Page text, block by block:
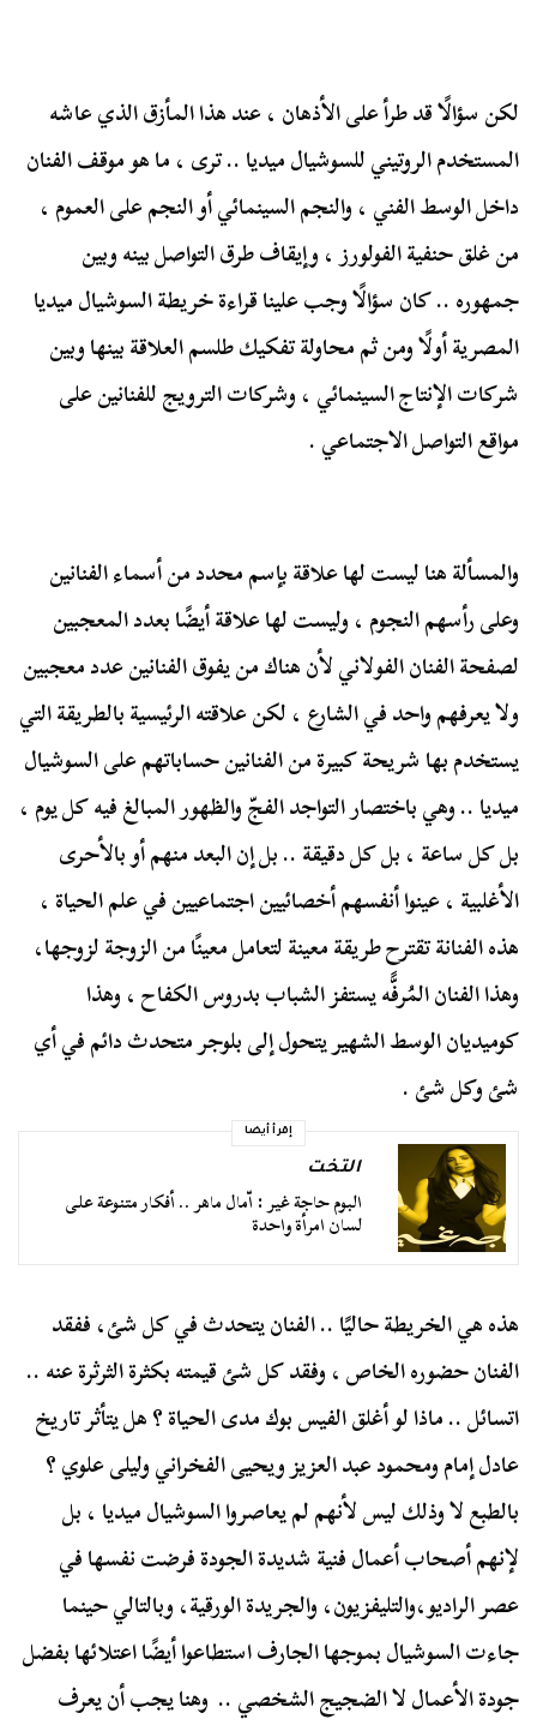
لكن سؤالًا قد طرأ على الأذهان ، عند هذا المأزق الذي عاشه
المستخدم الروتيني للسوشيال ميديا .. ترى ، ما هو موقف الفنان
داخل الوسط الفني ، والنجم السينمائي أو النجم على العموم ،
من غلق حنفية الفولورز ، وإيقاف طرق التواصل بينه وبين
جمهوره .. كان سؤالًا وجب علينا قراءة خريطة السوشيال ميديا
المصرية أولًا ومن ثم محاولة تفكيك طلسم العلاقة بينها وبين
شركات الإنتاج السينمائي ، وشركات الترويج للفنانين على
مواقع التواصل الاجتماعي .
والمسألة هنا ليست لها علاقة بإسم محدد من أسماء الفنانين
وعلى رأسهم النجوم ، وليست لها علاقة أيضًا بعدد المعجبين
لصفحة الفنان الفولاني لأن هناك من يفوق الفنانين عدد معجبين
ولا يعرفهم واحد في الشارع ، لكن علاقته الرئيسية بالطريقة التي
يستخدم بها شريحة كبيرة من الفنانين حساباتهم على السوشيال
ميديا .. وهي باختصار التواجد الفجّ والظهور المبالغ فيه كل يوم ،
بل كل ساعة ، بل كل دقيقة .. بل إن البعد منهم أو بالأحرى
الأغلبية ، عينوا أنفسهم أخصائيين اجتماعيين في علم الحياة ،
هذه الفنانة تقترح طريقة معينة لتعامل معينًا من الزوجة لزوجها،
وهذا الفنان المُرفًّه يستفز الشباب بدروس الكفاح ، وهذا
كوميديان الوسط الشهير يتحول إلى بلوجر متحدث دائم في أي
شئ وكل شئ .
إقرأ أيضا
التخت
البوم حاجة غير : اّمال ماهر .. أفكار متنوعة على
لسان امرأة واحدة
هذه هي الخريطة حاليًا .. الفنان يتحدث في كل شئ، ففقد
الفنان حضوره الخاص ، وفقد كل شئ قيمته بكثرة الثرثرة عنه ..
اتسائل .. ماذا لو أغلق الفيس بوك مدى الحياة ؟ هل يتأثر تاريخ
عادل إمام ومحمود عبد العزيز ويحيى الفخراني وليلى علوي ؟
بالطبع لا وذلك ليس لأنهم لم يعاصروا السوشيال ميديا ، بل
لإنهم أصحاب أعمال فنية شديدة الجودة فرضت نفسها في
عصر الراديو،والتليفزيون، والجريدة الورقية، وبالتالي حينما
جاءت السوشيال بموجها الجارف استطاعوا أيضًا اعتلائها بفضل
جودة الأعمال لا الضجيج الشخصي .. وهنا يجب أن يعرف